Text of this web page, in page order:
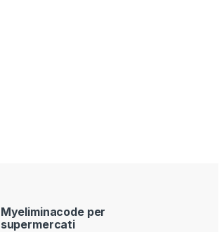
Myeliminacode per
supermercati